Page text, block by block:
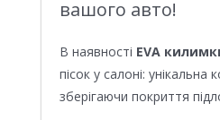
вашого авто!
В наявності EVA
пісок у салоні:
зберігаючи покриття